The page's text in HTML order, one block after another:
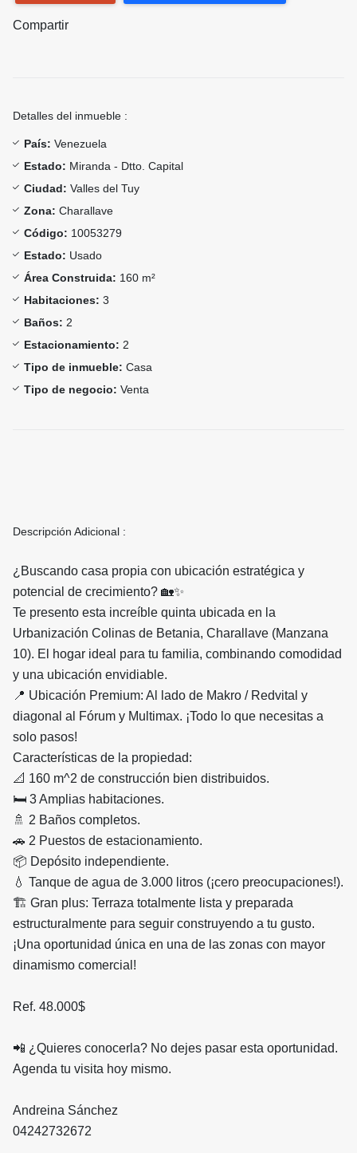
Compartir
Detalles del inmueble :
País: Venezuela
Estado: Miranda - Dtto. Capital
Ciudad: Valles del Tuy
Zona: Charallave
Código: 10053279
Estado: Usado
Área Construida: 160 m²
Habitaciones: 3
Baños: 2
Estacionamiento: 2
Tipo de inmueble: Casa
Tipo de negocio: Venta
Descripción Adicional :
¿Buscando casa propia con ubicación estratégica y
potencial de crecimiento? 🏡✨
Te presento esta increíble quinta ubicada en la
Urbanización Colinas de Betania, Charallave (Manzana
10). El hogar ideal para tu familia, combinando comodidad
y una ubicación envidiable.
📍 Ubicación Premium: Al lado de Makro / Redvital y
diagonal al Fórum y Multimax. ¡Todo lo que necesitas a
solo pasos!
Características de la propiedad:
📐 160 m^2 de construcción bien distribuidos.
🛏️ 3 Amplias habitaciones.
🚿 2 Baños completos.
🚗 2 Puestos de estacionamiento.
📦 Depósito independiente.
💧 Tanque de agua de 3.000 litros (¡cero preocupaciones!).
🏗️ Gran plus: Terraza totalmente lista y preparada
estructuralmente para seguir construyendo a tu gusto.
¡Una oportunidad única en una de las zonas con mayor
dinamismo comercial!
Ref. 48.000$
📲 ¿Quieres conocerla? No dejes pasar esta oportunidad.
Agenda tu visita hoy mismo.
Andreina Sánchez
04242732672